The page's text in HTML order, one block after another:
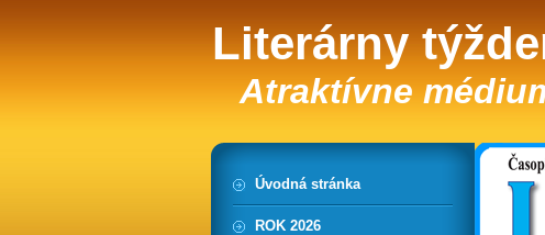
Literárny
Atraktívne
Úvodná stránka
ROK 2026